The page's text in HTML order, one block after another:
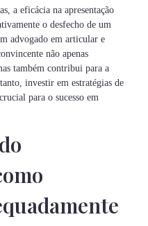
a eficácia na apresentação
o desfecho de um
advogado em articular e
não apenas
também contribui para a
investir em estratégias de
para o sucesso em